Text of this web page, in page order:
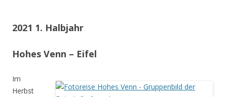
2021 1. Halbjahr
Hohes Venn – Eifel
Im
Herbst